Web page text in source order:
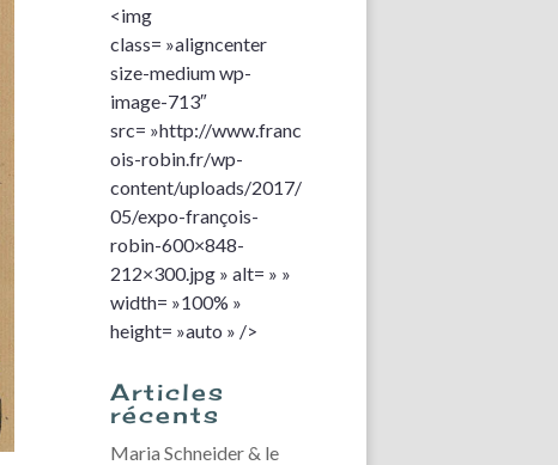
<img
class= »aligncenter
size-medium wp-
image-713″
src= »http://www.franc
ois-robin.fr/wp-
content/uploads/2017/
05/expo-françois-
robin-600×848-
212×300.jpg » alt= » »
width= »100% »
height= »auto » />
Articles
récents
Maria Schneider & le